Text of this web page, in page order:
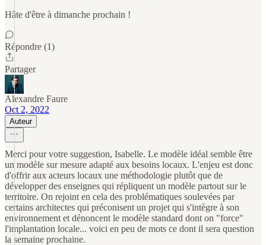
Hâte d'être à dimanche prochain !
Répondre (1)
Partager
Alexandre Faure
Oct 2, 2022
Auteur
Merci pour votre suggestion, Isabelle. Le modèle idéal semble être
un modèle sur mesure adapté aux besoins locaux. L'enjeu est donc
d'offrir aux acteurs locaux une méthodologie plutôt que de
développer des enseignes qui répliquent un modèle partout sur le
territoire. On rejoint en cela des problématiques soulevées par
certains architectes qui préconisent un projet qui s'intègre à son
environnement et dénoncent le modèle standard dont on "force"
l'implantation locale... voici en peu de mots ce dont il sera question
la semaine prochaine.